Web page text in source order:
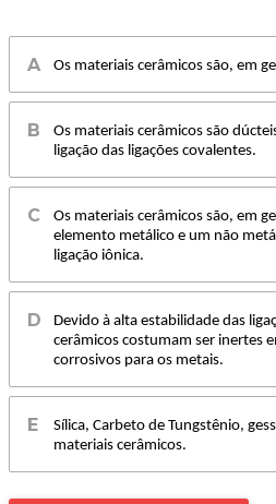
Os materiais cerâmicos são, em
Os materiais cerâmicos são
ligação das ligações covalentes.
Os materiais cerâmicos são, em
elemento metálico e um não
ligação iônica.
Devido à alta estabilidade das
cerâmicos costumam ser inertes
corrosivos para os metais.
Sílica, Carbeto de Tungstênio,
materiais cerâmicos.